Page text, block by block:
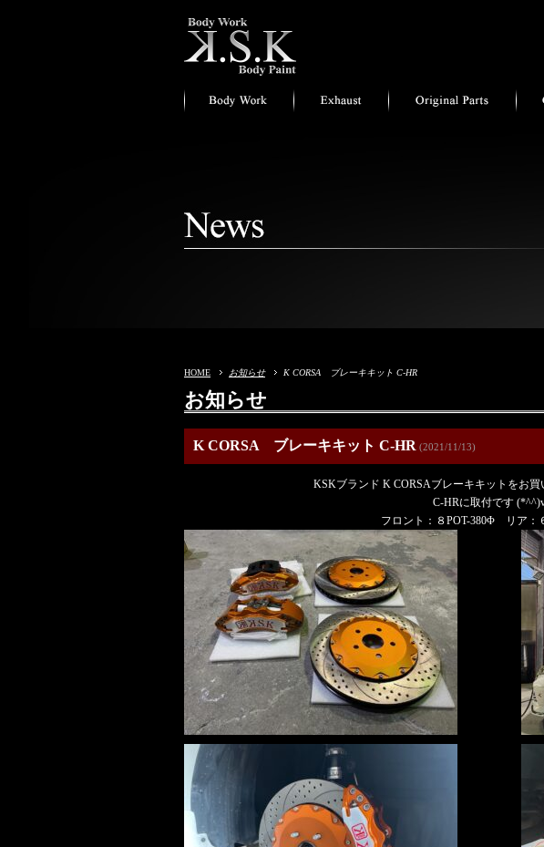
HOME お知らせ K CORSA ブレーキキット C-HR
お知らせ
K CORSA ブレーキキット C-HR (2021/11/13)
KSKブランド K CORSAブレーキキットをお買
C-HRに取付です
フロント：８POT-380Φ リア：